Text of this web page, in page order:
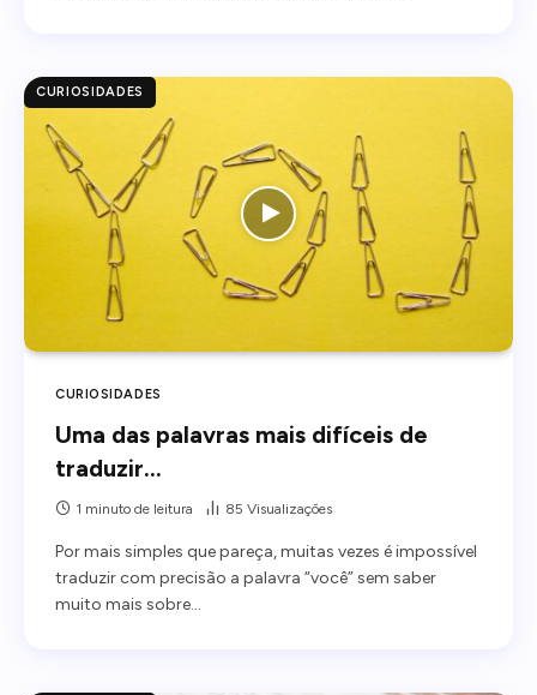
CURIOSIDADES
CURIOSIDADES
Uma das palavras mais difíceis de
traduzir…
1 minuto de leitura 85 Visualizações
Por mais simples que pareça, muitas vezes é impossível
traduzir com precisão a palavra “você” sem saber
muito mais sobre…